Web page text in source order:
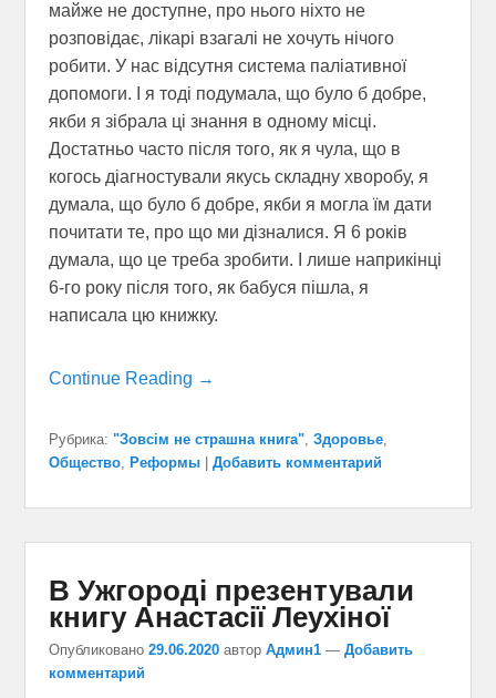
майже не доступне, про нього ніхто не
розповідає, лікарі взагалі не хочуть нічого
робити. У нас відсутня система паліативної
допомоги. І я тоді подумала, що було б добре,
якби я зібрала ці знання в одному місці.
Достатньо часто після того, як я чула, що в
когось діагностували якусь складну хворобу, я
думала, що було б добре, якби я могла їм дати
почитати те, про що ми дізналися. Я 6 років
думала, що це треба зробити. І лише наприкінці
6-го року після того, як бабуся пішла, я
написала цю книжку.
Continue Reading →
Рубрика: "Зовсім не страшна книга", Здоровье,
Общество, Реформы Добавить комментарий
В Ужгороді презентували
книгу Анастасії Леухіної
Опубликовано 29.06.2020 автор Админ1 — Добавить
комментарий